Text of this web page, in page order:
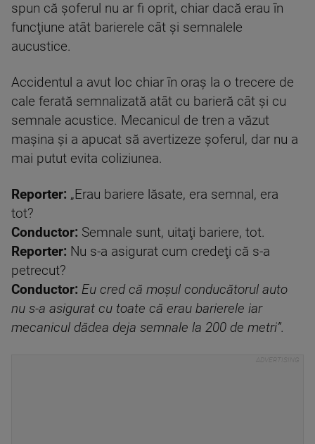
spun că şoferul nu ar fi oprit, chiar dacă erau în
funcţiune atât barierele cât şi semnalele
aucustice.
Accidentul a avut loc chiar în oraş la o trecere de
cale ferată semnalizată atât cu barieră cât şi cu
semnale acustice. Mecanicul de tren a văzut
maşina şi a apucat să avertizeze șoferul, dar nu a
mai putut evita coliziunea.
Reporter: „Erau bariere lăsate, era semnal, era
tot?
Conductor: Semnale sunt, uitaţi bariere, tot.
Reporter: Nu s-a asigurat cum credeţi că s-a
petrecut?
Conductor: Eu cred că moşul conducătorul auto
nu s-a asigurat cu toate că erau barierele iar
mecanicul dădea deja semnale la 200 de metri”.